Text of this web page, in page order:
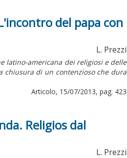
del papa con
L. Prezzi
latino-americana dei religiosi e delle
chiusura di un contenzioso che dura
Articolo, 15/07/2013, pag. 423
Religios dal
L. Prezzi